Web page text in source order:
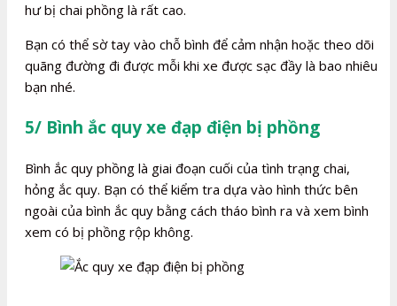
hư bị chai phồng là rất cao.
Bạn có thể sờ tay vào chỗ bình để cảm nhận hoặc theo dõi
quãng đường đi được mỗi khi xe được sạc đầy là bao nhiêu
bạn nhé.
5/ Bình ắc quy xe đạp điện bị phồng
Bình ắc quy phồng là giai đoạn cuối của tình trạng chai,
hỏng ắc quy. Bạn có thể kiểm tra dựa vào hình thức bên
ngoài của bình ắc quy bằng cách tháo bình ra và xem bình
xem có bị phồng rộp không.